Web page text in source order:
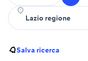
Salva ricerca